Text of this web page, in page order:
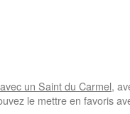
un Saint du Carmel,
le mettre en favoris